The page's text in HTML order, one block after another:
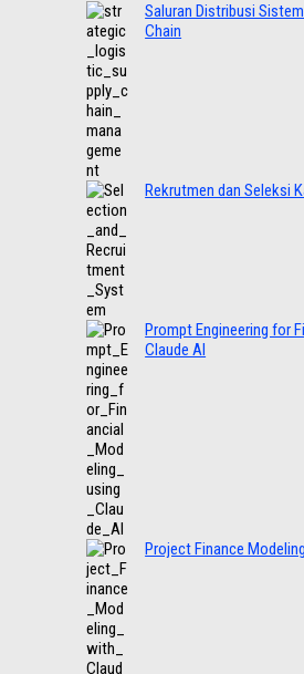
Saluran Distribusi
Chain
Rekrutmen dan Seleksi
Prompt Engineering for
Claude AI
Project Finance